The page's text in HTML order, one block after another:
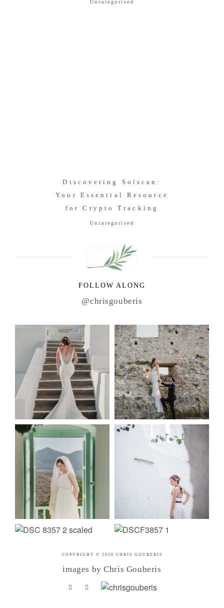
Uncategorised
Discovering Solscan:
Your Essential Resource
for Crypto Tracking
Uncategorised
FOLLOW ALONG
@chrisgouberis
COPYRIGHT © 2026 CHRIS GOUBERIS
images by Chris Gouberis